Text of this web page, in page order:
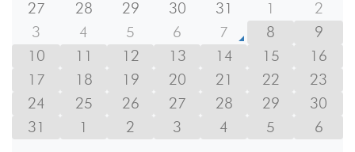
27
28 29 30 31 1
2
3
4 5 6 7 8
9
10
11 12 13 14 15
16
17
18 19 20 21 22
23
24
25 26 27 28 29
30
31
1 2 3 4 5 6